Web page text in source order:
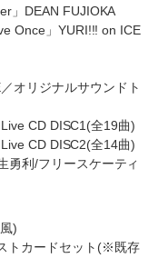
」DEAN FUJIOKA
Once」YURI!!! on ICE
オリジナルサウンドト
CD DISC1(全19曲)
CD DISC2(全14曲)
勇利/フリースケーティ
)
トカードセット(※既存